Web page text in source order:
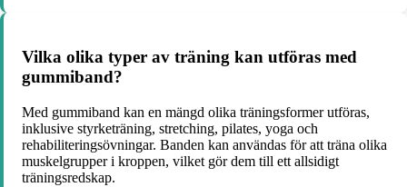
Vilka olika typer av träning kan utföras med
gummiband?
Med gummiband kan en mängd olika träningsformer utföras,
inklusive styrketräning, stretching, pilates, yoga och
rehabiliteringsövningar. Banden kan användas för att träna olika
muskelgrupper i kroppen, vilket gör dem till ett allsidigt
träningsredskap.